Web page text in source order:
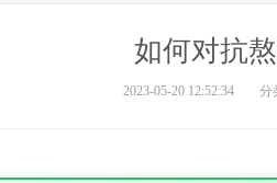
如何对抗
2023-05-20 12:52:34 分